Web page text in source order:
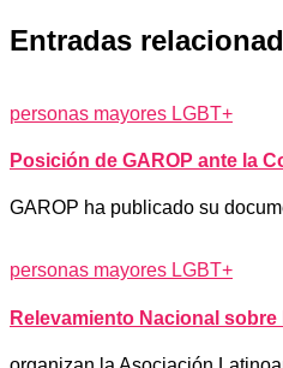
Entradas
personas mayores LGBT+
Posición de GAROP ante la
GAROP ha publicado su
personas mayores LGBT+
Relevamiento Nacional